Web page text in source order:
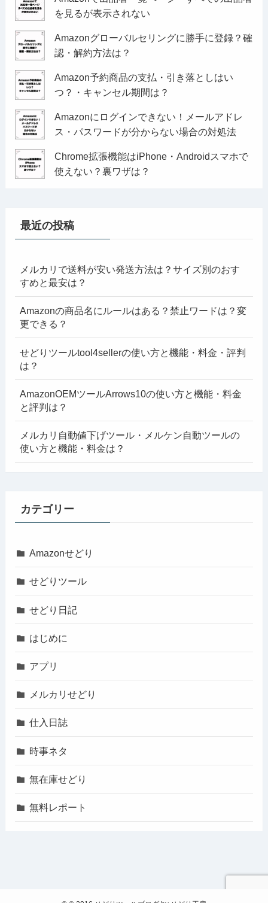
を見るが表示されない
Amazonグローバルセリングに勝手に登録？確
認・解約方法は？
Amazon予約商品の支払・引き落としはい
つ？・キャンセル期間は？
Amazonにログインできない！メールアドレ
ス・パスワードが分からない場合の対処法
Chrome拡張機能はiPhone・Androidスマホで
使えない？裏ワザは？
最近の投稿
メルカリで送料が安い発送方法は？サイズ別のおす
すめと最安は？
Amazonの商品名にルールはある？禁止ワードは？変
更できる？
せどりツールtool4sellerの使い方と機能・料金・評判
は？
AmazonOEMツールArrows10の使い方と機能・料金
と評判は？
メルカリ自動値下げツール・メルケン自動ツールの
使い方と機能・料金は？
カテゴリー
Amazonせどり
せどりツール
せどり日記
はじめに
アプリ
メルカリせどり
仕入日誌
時事ネタ
無在庫せどり
無料レポート